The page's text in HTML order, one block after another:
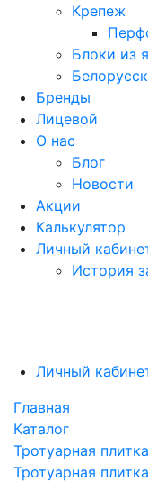
Крепеж
Блоки из
Бренды
Лицевой
О нас
Блог
Новости
Акции
Калькулятор
Личный
История
Личный
Главная
Каталог
Тротуарная
Тротуарная